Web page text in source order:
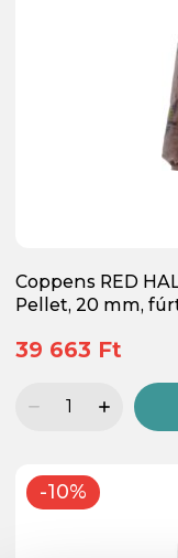
Coppens RED
Pellet, 20 mm,
39 663 Ft
-10%